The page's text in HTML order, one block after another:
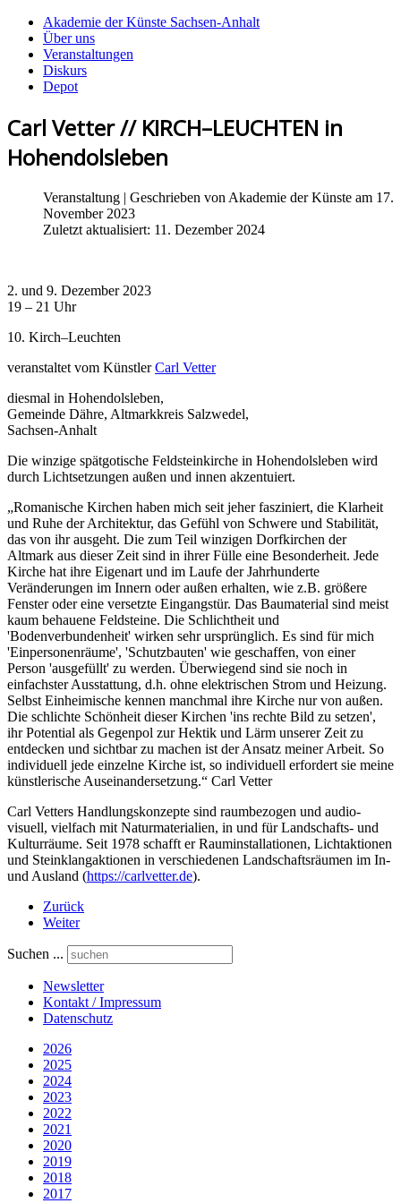
Akademie der Künste Sachsen-Anhalt
Über uns
Veranstaltungen
Diskurs
Depot
Carl Vetter // KIRCH–LEUCHTEN in
Hohendolsleben
Veranstaltung | Geschrieben von Akademie der Künste am 17.
November 2023
Zuletzt aktualisiert: 11. Dezember 2024
2. und 9. Dezember 2023
19 – 21 Uhr
10. Kirch–Leuchten
veranstaltet vom KünstlerCarl Vetter
diesmal in Hohendolsleben,
Gemeinde Dähre, Altmarkkreis Salzwedel,
Sachsen-Anhalt
Die winzige spätgotische Feldsteinkirche in Hohendolsleben wird
durch Lichtsetzungen außen und innen akzentuiert.
„Romanische Kirchen haben mich seit jeher fasziniert, die Klarheit
und Ruhe der Architektur, das Gefühl von Schwere und Stabilität,
das von ihr ausgeht. Die zum Teil winzigen Dorfkirchen der
Altmark aus dieser Zeit sind in ihrer Fülle eine Besonderheit. Jede
Kirche hat ihre Eigenart und im Laufe der Jahrhunderte
Veränderungen im Innern oder außen erhalten, wie z.B. größere
Fenster oder eine versetzte Eingangstür. Das Baumaterial sind meist
kaum behauene Feldsteine. Die Schlichtheit und
'Bodenverbundenheit' wirken sehr ursprünglich. Es sind für mich
'Einpersonenräume', 'Schutzbauten' wie geschaffen, von einer
Person 'ausgefüllt' zu werden. Überwiegend sind sie noch in
einfachster Ausstattung, d.h. ohne elektrischen Strom und Heizung.
Selbst Einheimische kennen manchmal ihre Kirche nur von außen.
Die schlichte Schönheit dieser Kirchen 'ins rechte Bild zu setzen',
ihr Potential als Gegenpol zur Hektik und Lärm unserer Zeit zu
entdecken und sichtbar zu machen ist der Ansatz meiner Arbeit. So
individuell jede einzelne Kirche ist, so individuell erfordert sie meine
künstlerische Auseinandersetzung.“ Carl Vetter
Carl Vetters Handlungskonzepte sind raumbezogen und audio-
visuell, vielfach mit Naturmaterialien, in und für Landschafts- und
Kulturräume. Seit 1978 schafft er Rauminstallationen, Lichtaktionen
und Steinklangaktionen in verschiedenen Landschaftsräumen im In-
und Ausland (https://carlvetter.de).
Zurück
Weiter
Suchen ...
Newsletter
Kontakt / Impressum
Datenschutz
2026
2025
2024
2023
2022
2021
2020
2019
2018
2017